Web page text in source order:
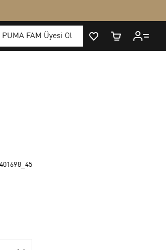
401698_45